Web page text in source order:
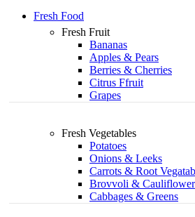
Fresh Food
Fresh Fruit
Bananas
Apples & Pears
Berries & Cherries
Citrus Ffruit
Grapes
Fresh Vegetables
Potatoes
Onions & Leeks
Carrots & Root
Brovvoli & Cauliflower
Cabbages & Greens